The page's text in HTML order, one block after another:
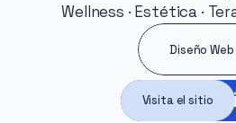
EN
Wellness · Estética ·
Diseño Web
Visita el
Visita el sitio